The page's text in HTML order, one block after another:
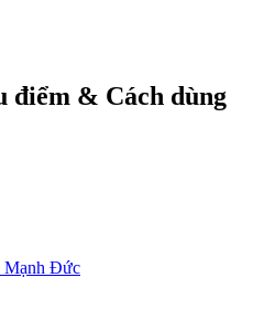
điểm & Cách dùng
Mạnh Đức